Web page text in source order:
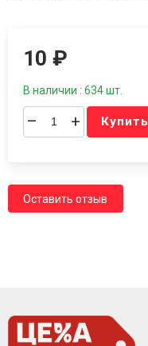
10₽
В наличии : 634 шт.
– + Купить
Оставить отзыв